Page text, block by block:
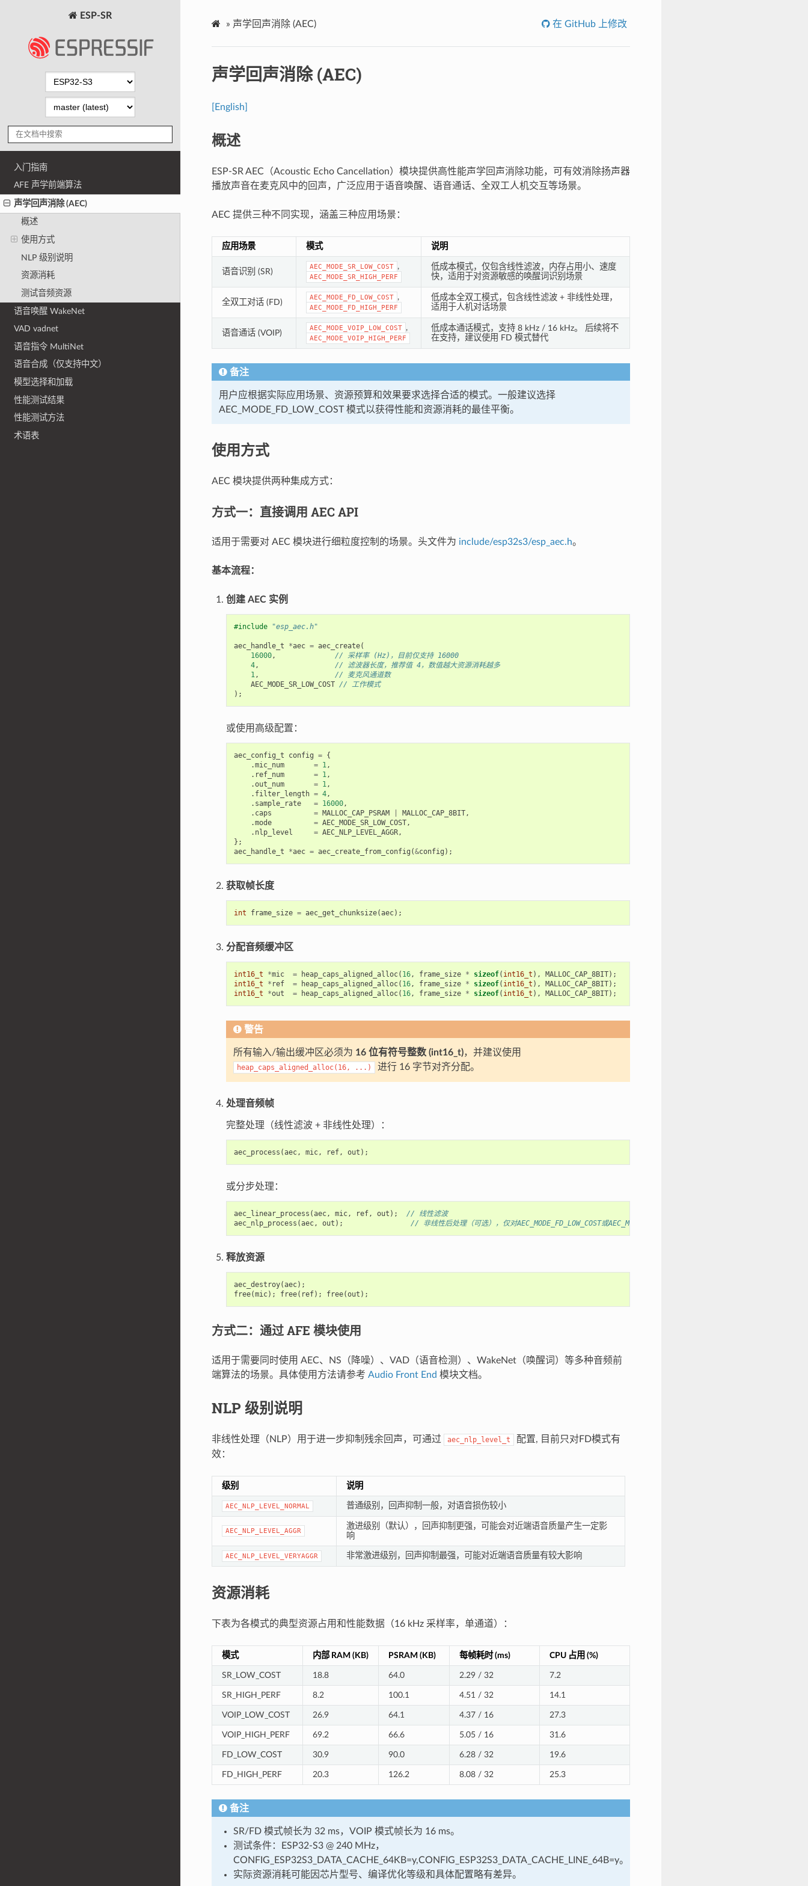
ESP-SR
入门指南
AFE 声学前端算法
声学回声消除 (AEC)
概述
使用方式
NLP 级别说明
资源消耗
测试音频资源
语音唤醒 WakeNet
VAD vadnet
语音指令 MultiNet
语音合成（仅支持中文）
模型选择和加载
性能测试结果
性能测试方法
术语表
» 声学回声消除 (AEC) 在 GitHub 上修改
声学回声消除 (AEC)
[English]
概述
ESP-SR AEC（Acoustic Echo Cancellation）模块提供高性能声学回声消除功能，可有效消除扬声器
播放声音在麦克风中的回声，广泛应用于语音唤醒、语音通话、全双工人机交互等场景。
AEC 提供三种不同实现，涵盖三种应用场景：
应用场景 模式 说明
语音识别 (SR)
AEC_MODE_SR_LOW_COST ,
AEC_MODE_SR_HIGH_PERF
低成本模式，仅包含线性滤波，内存占用小、速度
快，适用于对资源敏感的唤醒词识别场景
全双工对话 (FD)
AEC_MODE_FD_LOW_COST ,
AEC_MODE_FD_HIGH_PERF
低成本全双工模式，包含线性滤波 + 非线性处理，
适用于人机对话场景
语音通话 (VOIP)
AEC_MODE_VOIP_LOW_COST ,
AEC_MODE_VOIP_HIGH_PERF
低成本通话模式，支持 8 kHz / 16 kHz。 后续将不
在支持，建议使用 FD 模式替代
备注
用户应根据实际应用场景、资源预算和效果要求选择合适的模式。一般建议选择
AEC_MODE_FD_LOW_COST 模式以获得性能和资源消耗的最佳平衡。
使用方式
AEC 模块提供两种集成方式：
方式一：直接调用 AEC API
适用于需要对 AEC 模块进行细粒度控制的场景。头文件为 include/esp32s3/esp_aec.h。
基本流程：
创建 AEC 实例
#include "esp_aec.h"
aec_handle_t *aec = aec_create(
16000,
// 采样率 (Hz)，目前仅支持 16000
4,
// 滤波器长度，推荐值 4，数值越大资源消耗越多
1,
// 麦克风通道数
AEC_MODE_SR_LOW_COST // 工作模式
);
或使用高级配置：
aec_config_t config = {
.mic_num = 1,
. ref_num = 1,
.out_num = 1,
. filter_length = 4,
. sample_rate = 16000,
. caps = MALLOC_CAP_PSRAM MALLOC_CAP_8BIT,
.mode = AEC_MODE_SR_LOW_COST,
. nlp_level = AEC_NLP_LEVEL_AGGR,
};
aec_handle_t
*aec = aec_create_from_config (&config );
获取帧长度
int frame_size = aec_get_chunksize(aec);
分配音频缓冲区
int16_t *mic = heap_caps_aligned_alloc( 16, frame_size * sizeof( int16_t ), MALLOC_CAP_8BIT);
int16_t
* ref = heap_caps_aligned_alloc( 16, frame_size * sizeof( int16_t ), MALLOC_CAP_8BIT);
int16_t
*out = heap_caps_aligned_alloc( 16, frame_size * sizeof( int16_t ), MALLOC_CAP_8BIT);
警告
所有输入/输出缓冲区必须为 16 位有符号整数 (int16_t)，并建议使用
heap_caps_aligned_alloc(16, ...) 进行 16 字节对齐分配。
处理音频帧
完整处理（线性滤波 + 非线性处理）：
aec_process (aec, mic, ref, out );
或分步处理：
aec_linear_process (aec, mic, ref, out );
// 线性滤波
aec_nlp_process (aec, out ); // 非线性后处理（可选），仅对AEC_MODE_FD_LOW_COST或AEC_MODE_FD_HIGH_PERF模式有效
释放资源
aec_destroy(aec);
free(mic); free( ref); free(out );
方式二：通过 AFE 模块使用
适用于需要同时使用 AEC、NS（降噪）、VAD（语音检测）、WakeNet（唤醒词）等多种音频前
端算法的场景。具体使用方法请参考 Audio Front End 模块文档。
NLP 级别说明
非线性处理（NLP）用于进一步抑制残余回声，可通过 aec_nlp_level_t
配置, 目前只对FD模式有
效：
级别 说明
AEC_NLP_LEVEL_NORMAL 普通级别，回声抑制一般，对语音损伤较小
AEC_NLP_LEVEL_AGGR
激进级别（默认），回声抑制更强，可能会对近端语音质量产生一定影
响
AEC_NLP_LEVEL_VERYAGGR 非常激进级别，回声抑制最强，可能对近端语音质量有较大影响
资源消耗
下表为各模式的典型资源占用和性能数据（16 kHz 采样率，单通道）：
模式 内部 RAM (KB) PSRAM (KB) 每帧耗时 (ms) CPU 占用 (%)
SR_LOW_COST 18.8 64.0 2.29 / 32 7.2
SR_HIGH_PERF 8.2 100.1 4.51 / 32 14.1
VOIP_LOW_COST 26.9 64.1 4.37 / 16 27.3
VOIP_HIGH_PERF 69.2 66.6 5.05 / 16 31.6
FD_LOW_COST 30.9 90.0 6.28 / 32 19.6
FD_HIGH_PERF 20.3 126.2 8.08 / 32 25.3
备注
SR/FD 模式帧长为 32 ms，VOIP 模式帧长为 16 ms。
测试条件：ESP32-S3 @ 240 MHz，
CONFIG_ESP32S3_DATA_CACHE_64KB=y,CONFIG_ESP32S3_DATA_CACHE_LINE_64B=y。
实际资源消耗可能因芯片型号、编译优化等级和具体配置略有差异。